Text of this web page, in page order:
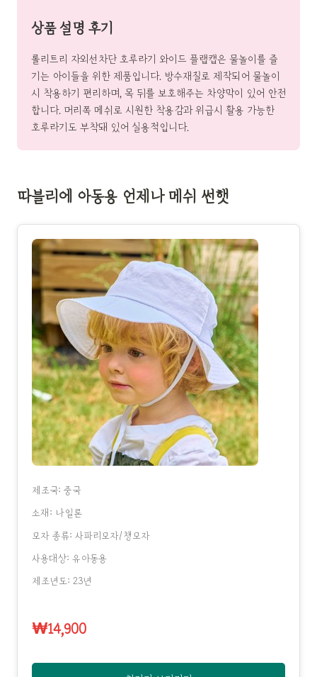
상품 설명 후기
롤리트리 자외선차단 호루라기 와이드 플랩캡은 물놀이를 즐
기는 아이들을 위한 제품입니다. 방수재질로 제작되어 물놀이
시 착용하기 편리하며, 목 뒤를 보호해주는 차양막이 있어 안전
합니다. 머리쪽 메쉬로 시원한 착용감과 위급시 활용 가능한
호루라기도 부착돼 있어 실용적입니다.
따블리에 아동용 언제나 메쉬 썬햇
제조국: 중국
소재: 나일론
모자 종류: 사파리모자/챙모자
사용대상: 유아동용
제조년도: 23년
₩14,900